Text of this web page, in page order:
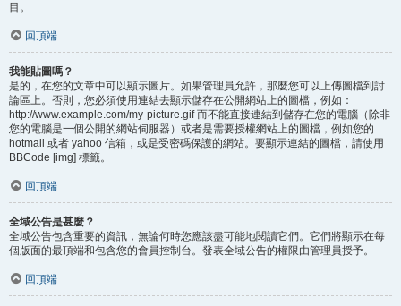
目。
回頂端
我能貼圖嗎？
是的，在您的文章中可以顯示圖片。如果管理員允許，那麼您可以上傳圖檔到討
論區上。否則，您必須使用連結去顯示儲存在公開網站上的圖檔，例如：
http://www.example.com/my-picture.gif 而不能直接連結到儲存在您的電腦（除非
您的電腦是一個公開的網站伺服器）或者是需要授權網站上的圖檔，例如您的
hotmail 或者 yahoo 信箱，或是受密碼保護的網站。要顯示連結的圖檔，請使用
BBCode [img] 標籤。
回頂端
全域公告是甚麼？
全域公告包含重要的資訊，無論何時您應該盡可能地閱讀它們。它們將顯示在每
個版面的最頂端和包含您的會員控制台。發表全域公告的權限由管理員授予。
回頂端